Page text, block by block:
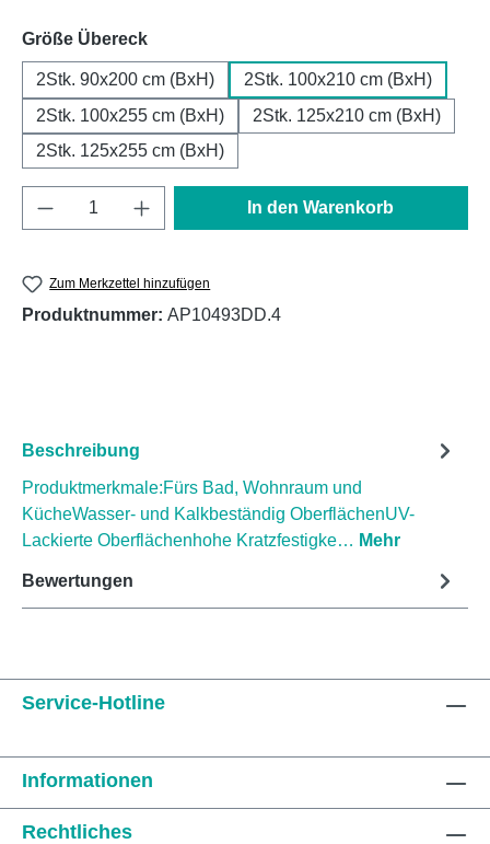
Größe Übereckauswählen
2Stk. 90x200 cm (BxH)
2Stk. 100x210 cm (BxH)
2Stk. 100x255 cm (BxH)
2Stk. 125x210 cm (BxH)
2Stk. 125x255 cm (BxH)
Produkt Anzahl: Gib den gewünschten
In den Warenkorb
Zum Merkzettel hinzufügen
Produktnummer: AP10493DD.4
Beschreibung
Produktmerkmale:Fürs Bad, Wohnraum und
KücheWasser- und Kalkbeständig OberflächenUV-
Lackierte Oberflächenhohe Kratzfestigke… Mehr
Bewertungen
Service-Hotline
Informationen
Rechtliches